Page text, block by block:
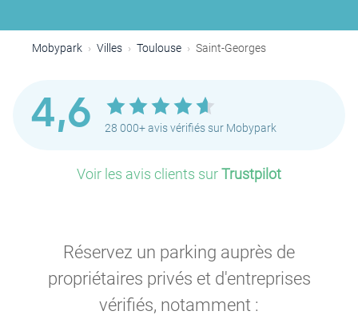
Mobypark Villes Toulouse Saint-Georges
4,6 28 000+ avis vérifiés sur Mobypark
Voir les avis clients surTrustpilot
Réservez un parking auprès de
propriétaires privés et d'entreprises
vérifiés, notamment :